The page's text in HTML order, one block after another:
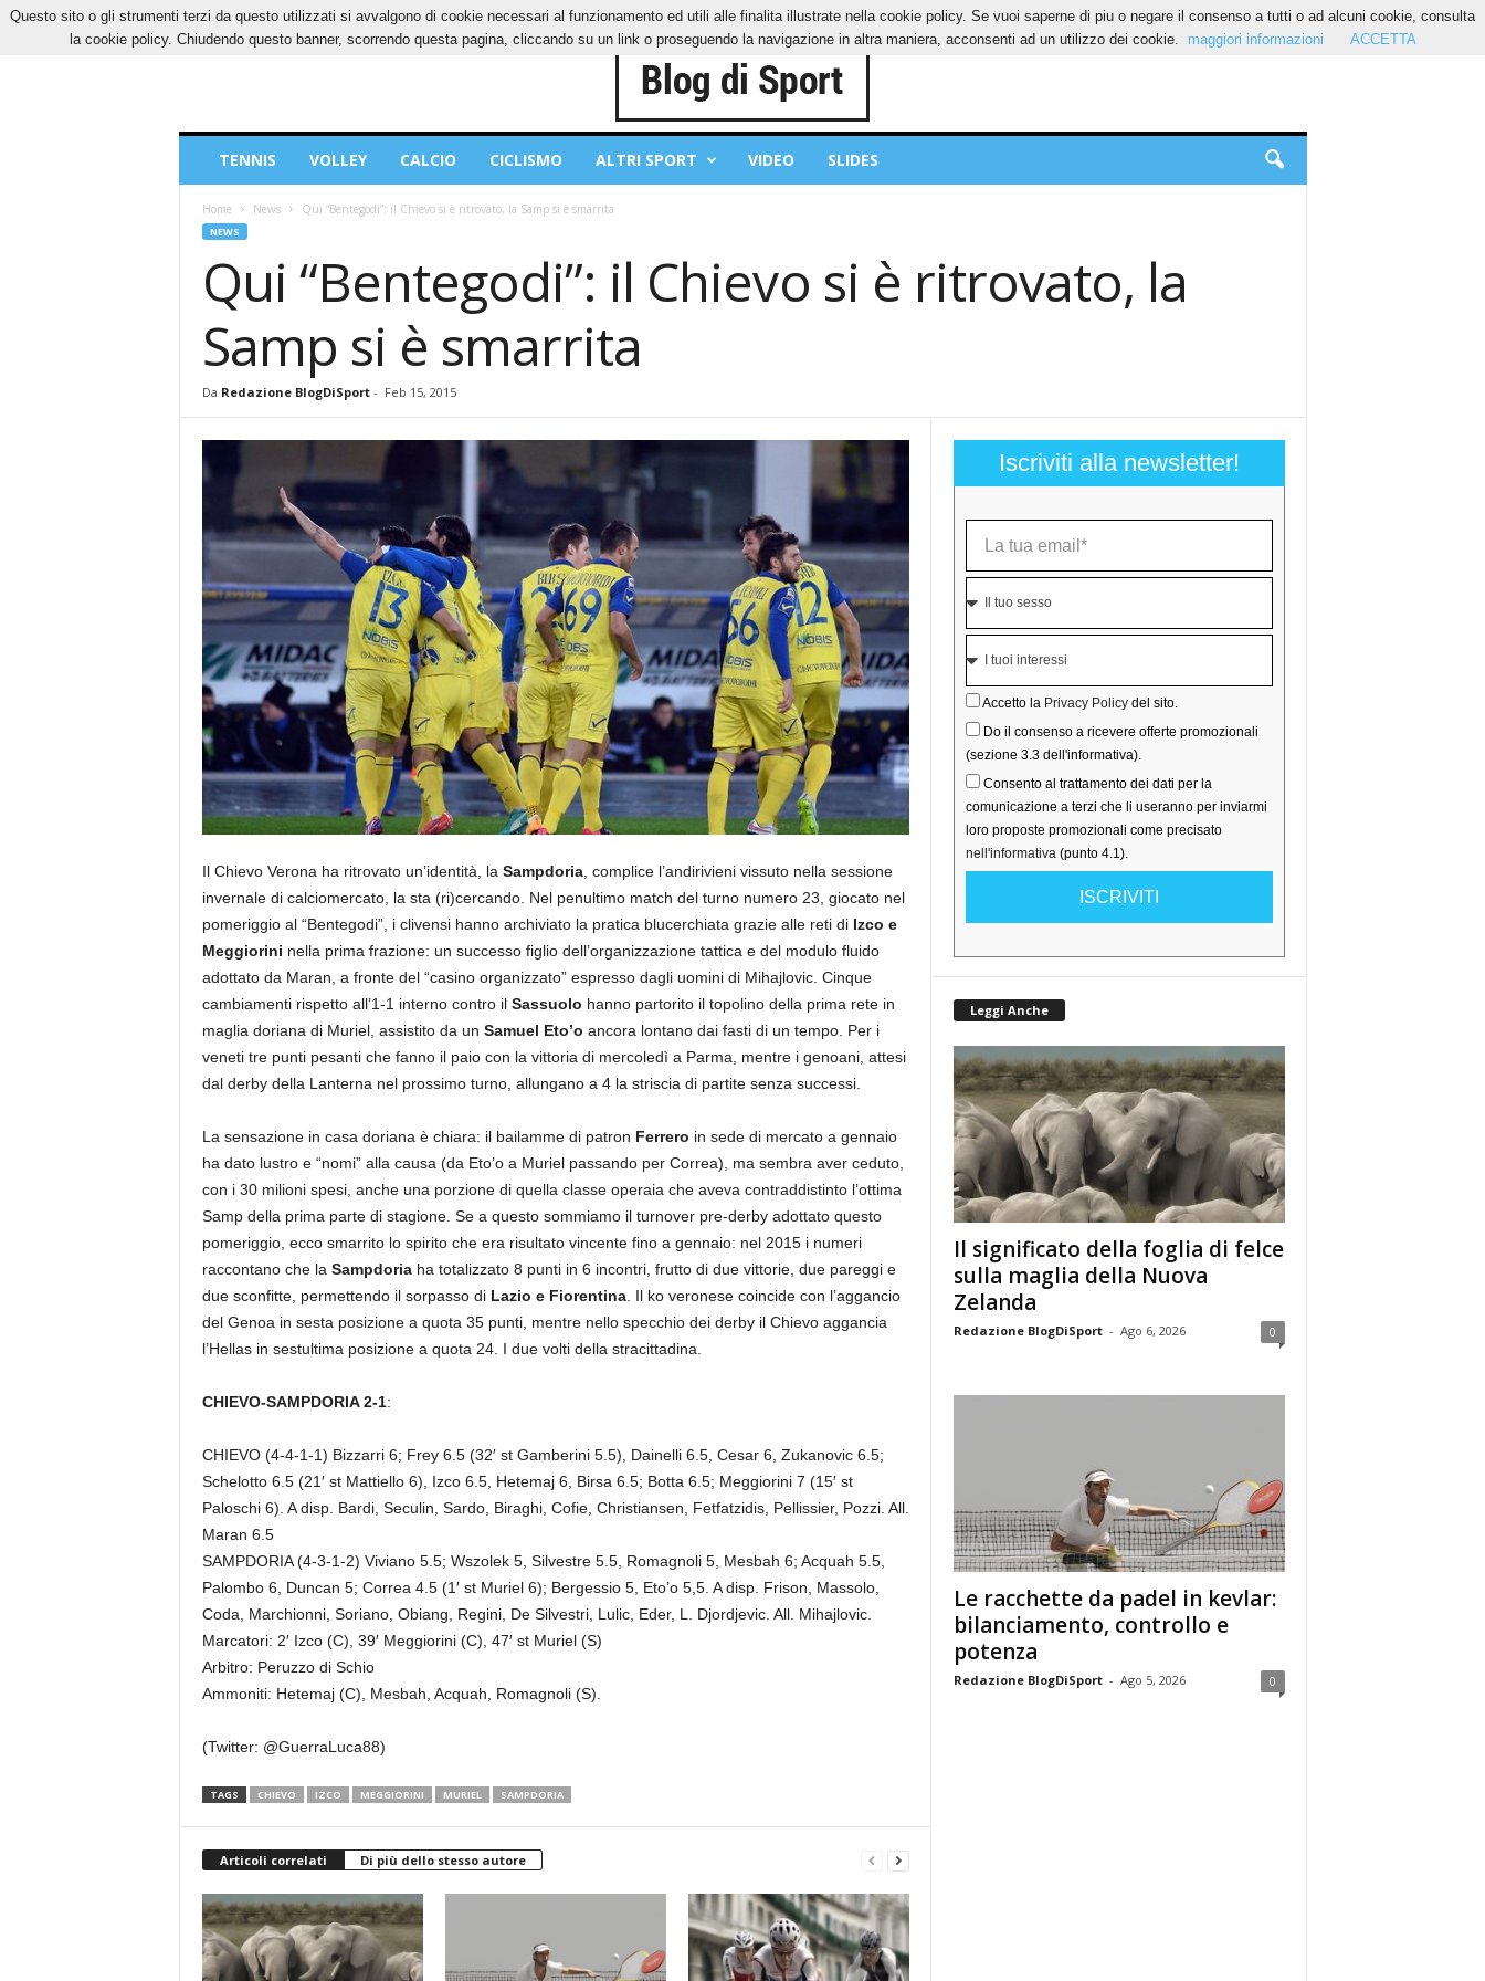
VENERDÌ, 7 AGOSTO 2026 CONTATTI COOKIES PRIVACY POLICY
Sport
TENNIS VOLLEY CALCIO CICLISMO ALTRI SPORT VIDEO SLIDES
Home News Qui “Bentegodi”: il Chievo si è ritrovato, la Samp si è smarrita
NEWS
Qui “Bentegodi”: il Chievo si è ritrovato, la
Samp si è smarrita
Da Redazione BlogDiSport- Feb 15, 2015
Il Chievo Verona ha ritrovato un’identità, la Sampdoria, complice l’andirivieni vissuto nella sessione
invernale di calciomercato, la sta (ri)cercando. Nel penultimo match del turno numero 23, giocato nel
pomeriggio al “Bentegodi”, i clivensi hanno archiviato la pratica blucerchiata grazie alle reti di Izco e
Meggiorini nella prima frazione: un successo figlio dell’organizzazione tattica e del modulo fluido
adottato da Maran, a fronte del “casino organizzato” espresso dagli uomini di Mihajlovic. Cinque
cambiamenti rispetto all’1-1 interno contro il Sassuolo hanno partorito il topolino della prima rete in
maglia doriana di Muriel, assistito da un Samuel Eto’o ancora lontano dai fasti di un tempo. Per i
veneti tre punti pesanti che fanno il paio con la vittoria di mercoledì a Parma, mentre i genoani, attesi
dal derby della Lanterna nel prossimo turno, allungano a 4 la striscia di partite senza successi.
La sensazione in casa doriana è chiara: il bailamme di patron Ferrero in sede di mercato a gennaio
ha dato lustro e “nomi” alla causa (da Eto’o a Muriel passando per Correa), ma sembra aver ceduto,
con i 30 milioni spesi, anche una porzione di quella classe operaia che aveva contraddistinto l’ottima
Samp della prima parte di stagione. Se a questo sommiamo il turnover pre-derby adottato questo
pomeriggio, ecco smarrito lo spirito che era risultato vincente fino a gennaio: nel 2015 i numeri
raccontano che la Sampdoriaha totalizzato 8 punti in 6 incontri, frutto di due vittorie, due pareggi e
due sconfitte, permettendo il sorpasso di Lazio e Fiorentina. Il ko veronese coincide con l’aggancio
del Genoa in sesta posizione a quota 35 punti, mentre nello specchio dei derby il Chievo aggancia
l’Hellas in sestultima posizione a quota 24. I due volti della stracittadina.
CHIEVO-SAMPDORIA 2-1:
CHIEVO (4-4-1-1) Bizzarri 6; Frey 6.5 (32′ st Gamberini 5.5), Dainelli 6.5, Cesar 6, Zukanovic 6.5;
Schelotto 6.5 (21′ st Mattiello 6), Izco 6.5, Hetemaj 6, Birsa 6.5; Botta 6.5; Meggiorini 7 (15′ st
Paloschi 6). A disp. Bardi, Seculin, Sardo, Biraghi, Cofie, Christiansen, Fetfatzidis, Pellissier, Pozzi. All.
Maran 6.5
SAMPDORIA (4-3-1-2) Viviano 5.5; Wszolek 5, Silvestre 5.5, Romagnoli 5, Mesbah 6; Acquah 5.5,
Palombo 6, Duncan 5; Correa 4.5 (1′ st Muriel 6); Bergessio 5, Eto’o 5,5. A disp. Frison, Massolo,
Coda, Marchionni, Soriano, Obiang, Regini, De Silvestri, Lulic, Eder, L. Djordjevic. All. Mihajlovic.
Marcatori: 2′ Izco (C), 39′ Meggiorini (C), 47′ st Muriel (S)
Arbitro: Peruzzo di Schio
Ammoniti: Hetemaj (C), Mesbah, Acquah, Romagnoli (S).
(Twitter: @GuerraLuca88)
TAGS CHIEVO IZCO MEGGIORINI MURIEL SAMPDORIA
Articoli correlati Di più dello stesso autore
Iscriviti alla newsletter!
Accetto la Privacy Policydel sito.
Do il consenso a ricevere offerte promozionali
(sezione 3.3 dell'informativa).
Consento al trattamento dei dati per la
comunicazione a terzi che li useranno per inviarmi
loro proposte promozionali come precisato
nell'informativa(punto 4.1).
ISCRIVITI
Leggi Anche
Il significato della foglia di felce
sulla maglia della Nuova
Zelanda
Redazione BlogDiSport - Ago 6, 2026 0
Le racchette da padel in kevlar:
bilanciamento, controllo e
potenza
Redazione BlogDiSport - Ago 5, 2026 0
Questo sito o gli strumenti terzi da questo utilizzati si avvalgono di cookie necessari al funzionamento ed utili alle finalita illustrate nella cookie policy. Se vuoi saperne di piu o negare il consenso a tutti o ad alcuni cookie, consulta
la cookie policy. Chiudendo questo banner, scorrendo questa pagina, cliccando su un link o proseguendo la navigazione in altra maniera, acconsenti ad un utilizzo dei cookie.
maggiori informazioni ACCETTA